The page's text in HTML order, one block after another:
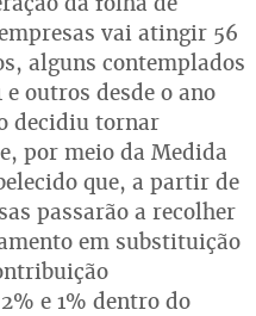
vai atingir 56
alguns contemplados
e outros desde o ano
decidiu tornar
por meio da Medida
que, a partir de
passarão a recolher
em substituição
e 1% dentro do